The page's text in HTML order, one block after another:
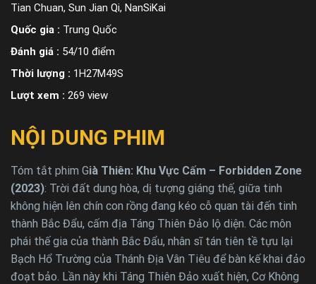
Tian Chuan, Sun Jian Qi, NanSiKai
Quốc gia : Trung Quốc
Đánh giá : 54/10 điểm
Thời lượng : 1H27M49S
Lượt xem : 269 view
NỘI DUNG PHIM
Tóm tắt phim Già Thiên: Khu Vực Cấm – Forbidden Zone
(2023): Trời đất dung hòa, dị tượng giáng thế, giữa tinh
không hiện lên chín con rồng đang kéo cỗ quan tài đến tinh
thành Bắc Đẩu, cấm địa Táng Thiên Đảo lộ diện. Các môn
phái thế gia của thành Bắc Đẩu, nhân sĩ tán tiên tề tựu lại
Bạch Hổ Trường của Thánh Địa Vân Tiêu để bàn kế khai đảo
đoạt bảo. Lần này khi Táng Thiên Đảo xuất hiện, Cơ Không